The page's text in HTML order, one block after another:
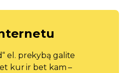
el. prekybą galite
kur ir bet kam –